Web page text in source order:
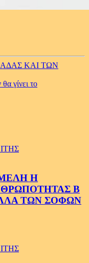
ΚΑΙ ΤΩΝ
γίνει το
Η
Β
ΤΩΝ ΣΟΦΩΝ